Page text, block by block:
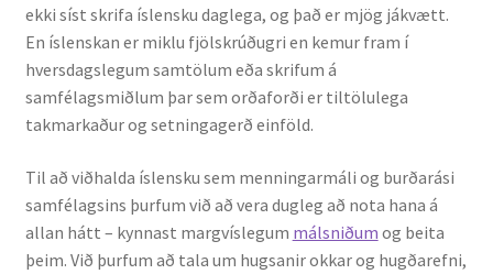
Orðalyklar og orðafar
Orðhlutafræði
Samtímasetningafræði
Söguleg setningafræði
Hljóð og hljóðkerfi
ekki síst skrifa íslensku daglega, og það er mjög jákvætt.
En íslenskan er miklu fjölskrúðugri en kemur fram í
hversdagslegum samtölum eða skrifum á
samfélagsmiðlum þar sem orðaforði er tiltölulega
takmarkaður og setningagerð einföld.
Til að viðhalda íslensku sem menningarmáli og burðarási
samfélagsins þurfum við að vera dugleg að nota hana á
allan hátt – kynnast margvíslegum málsniðum og beita
þeim. Við þurfum að tala um hugsanir okkar og hugðarefni,